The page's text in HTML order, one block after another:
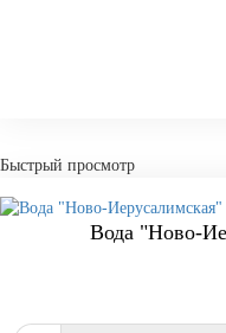
Быстрый просмотр
Вода "Ново-